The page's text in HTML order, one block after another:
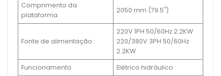
Comprimento da
plataforma
2050 mm (79.5")
Fonte de alimentação
220V 1PH 50/60Hz 2.2KW
220/380V 3PH 50/60Hz
2.2KW
Funcionamento
Elétrico hidráulico